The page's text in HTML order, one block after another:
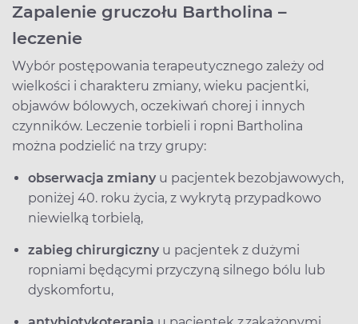
Zapalenie gruczołu Bartholina –
leczenie
Wybór postępowania terapeutycznego zależy od
wielkości i charakteru zmiany, wieku pacjentki,
objawów bólowych, oczekiwań chorej i innych
czynników. Leczenie torbieli i ropni Bartholina
można podzielić na trzy grupy:
obserwacja zmiany u pacjentek bezobjawowych,
poniżej 40. roku życia, z wykrytą przypadkowo
niewielką torbielą,
zabieg chirurgiczny u pacjentek z dużymi
ropniami będącymi przyczyną silnego bólu lub
dyskomfortu,